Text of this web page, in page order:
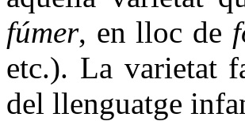
fúmer, en lloc de
etc.). La varietat
del llenguatge